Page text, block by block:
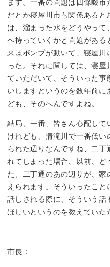
ます。一番の問題は四條畷
だとか寝屋川市も関係あると
は、溜まった水をどうやって
へ持っていくかと問題がある
来はポンプが動いて、寝屋
った。それに関しては、寝屋
ていただいて、そういった
いしますというのを数年前
ども、そのへんですよね。
結局、一番、皆さん心配して
けれども、清滝川で一番低い
られた辺りなんですね、二
れてしまった場合、以前、ど
た、二丁通のあの辺りが、
えられます。そういったこ
話しされる際に、そういう話
ほしいというのを教えていた
市長：